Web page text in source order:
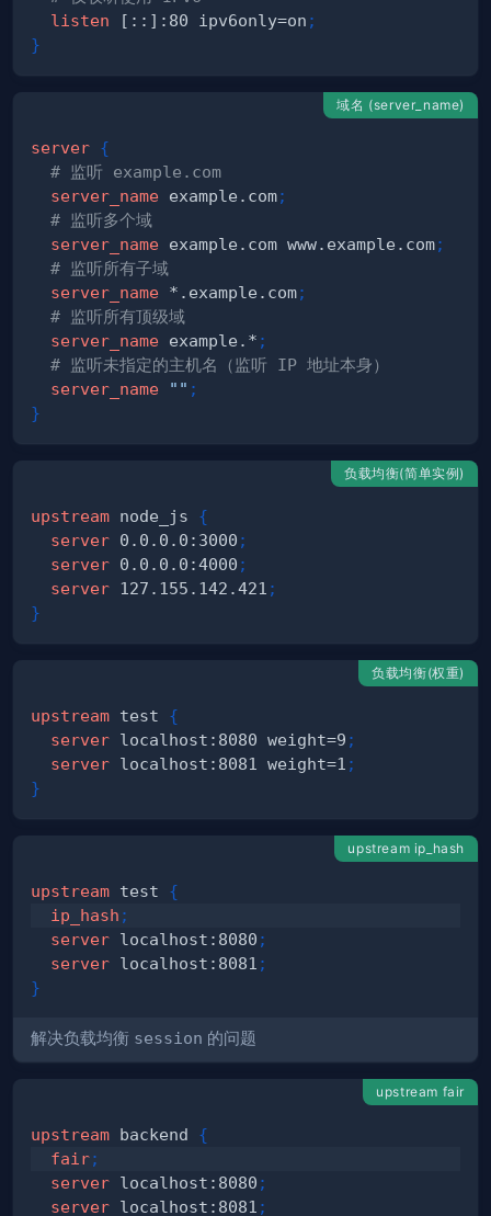
listen [::]:80 ipv6only=on ;
}
域名 (server_name)
server {
# 监听 example.com
server_name example.com;
# 监听多个域
server_name example.com www.example.com;
# 监听所有子域
server_name *.example.com;
# 监听所有顶级域
server_name example.* ;
# 监听未指定的主机名（监听 IP 地址本身）
server_name
"" ;
}
负载均衡(简单实例)
upstream node_js
{
server 0.0.0.0:3000 ;
server 0.0.0.0:4000 ;
server 127.155.142.421 ;
}
负载均衡(权重)
upstream test
{
server localhost:8080 weight=9 ;
server localhost:8081 weight=1 ;
}
upstream ip_hash
upstream test
{
ip_hash ;
server localhost:8080 ;
server localhost:8081 ;
}
解决负载均衡 session 的问题
upstream fair
upstream backend
{
fair;
server localhost:8080 ;
server localhost:8081 ;